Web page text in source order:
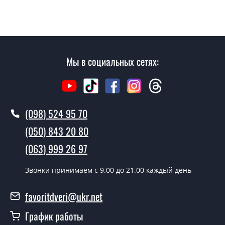
Вы производите установку
плинтусов?
согласно очереди, во все дни кроме воскресенья.
Сколько стоит установка дверей
1600 грн.
Как быстро можете установить двери
Плинтус РР16145?
В тот же день в течении нескольких часов, при
Мы в социальных сетях:
(098) 524 95 70
(050) 843 20 80
(063) 999 26 97
Звонки принимаем c 9.00 до 21.00 каждый день
favoritdveri@ukr.net
График работы